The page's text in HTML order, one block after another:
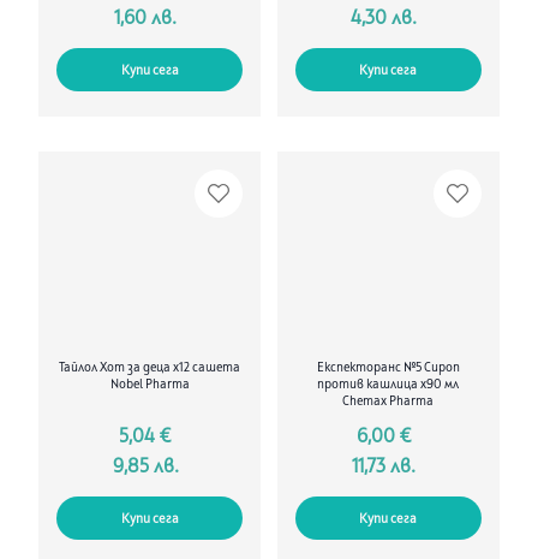
1,60 лв.
Купи сега
4,30 лв.
Купи сега
Тайлол Хот за деца х12 сашета
Nobel Pharma
5,04 €
9,85 лв.
Купи сега
Експекторанс №5 Сироп
против кашлица х90 мл
Chemax Pharma
6,00 €
11,73 лв.
Купи сега